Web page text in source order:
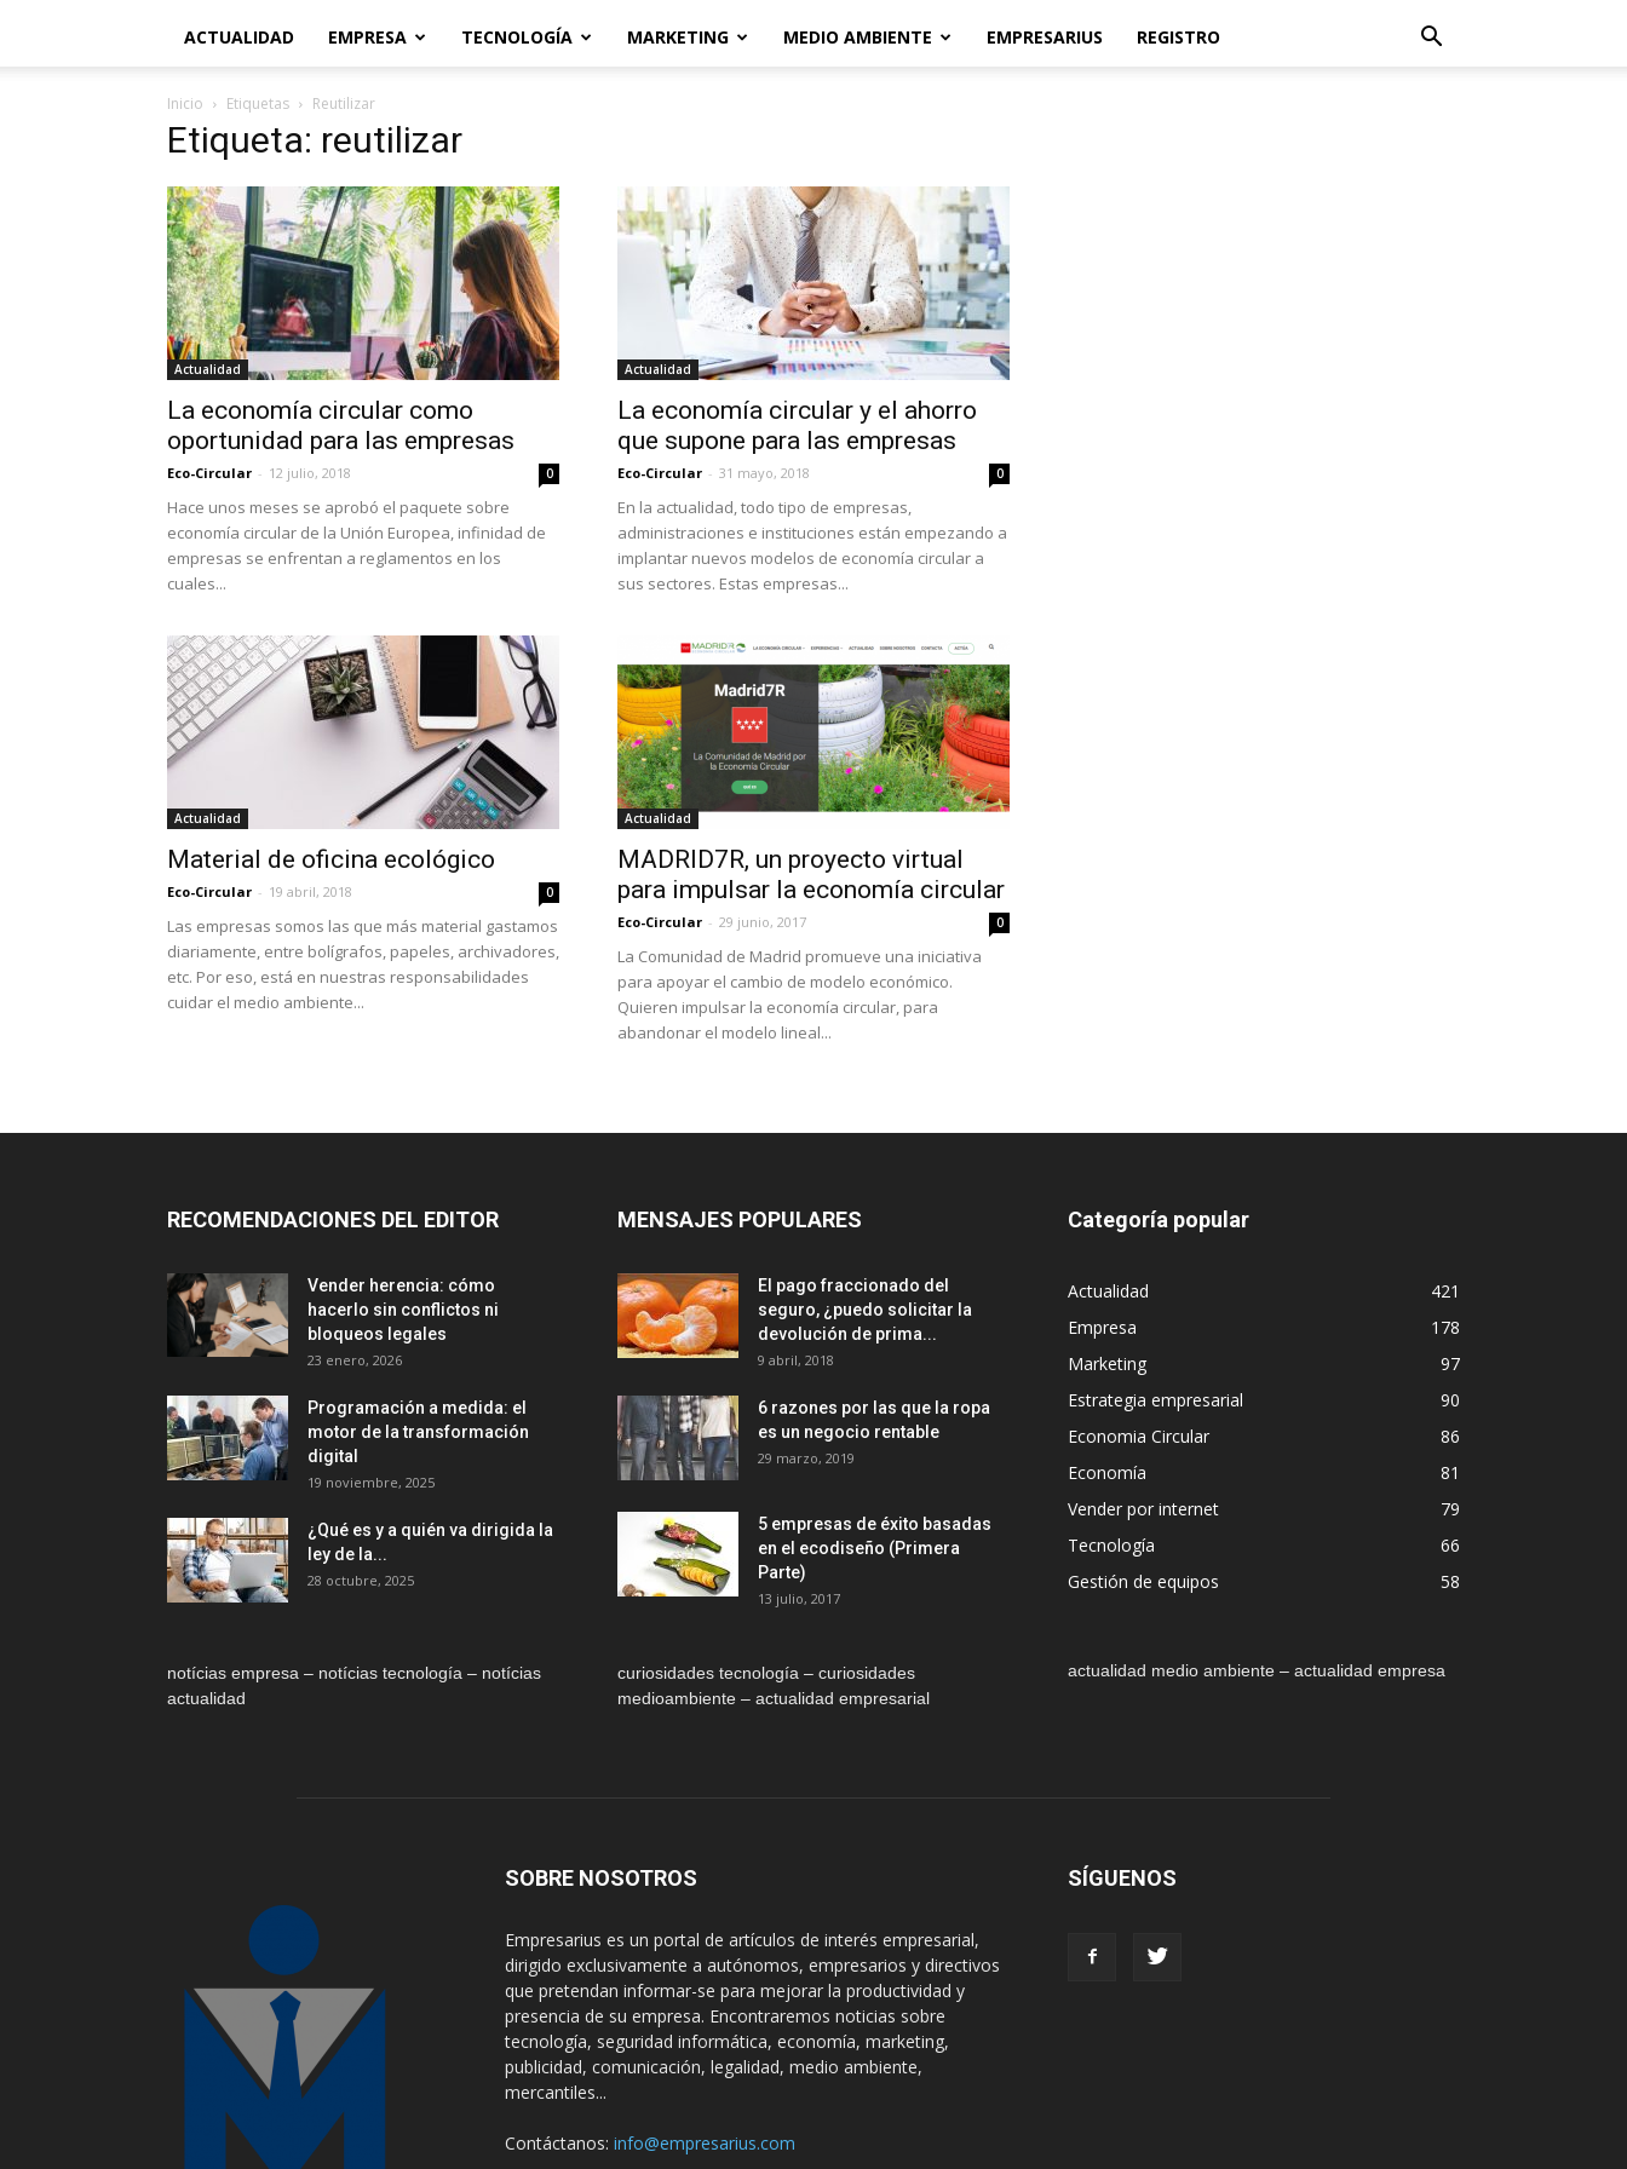
ACTUALIDAD EMPRESA TECNOLOGÍA MARKETING MEDIO AMBIENTE EMPRESARIUS REGISTRO
Inicio Etiquetas Reutilizar
Etiqueta: reutilizar
Actualidad
La economía circular como
oportunidad para las empresas
Eco-Circular - 12 julio, 2018 0
Hace unos meses se aprobó el paquete sobre
economía circular de la Unión Europea, infinidad de
empresas se enfrentan a reglamentos en los
cuales...
Actualidad
La economía circular y el ahorro
que supone para las empresas
Eco-Circular - 31 mayo, 2018 0
En la actualidad, todo tipo de empresas,
administraciones e instituciones están empezando a
implantar nuevos modelos de economía circular a
sus sectores. Estas empresas...
Actualidad
Material de oficina ecológico
Eco-Circular - 19 abril, 2018 0
Las empresas somos las que más material gastamos
diariamente, entre bolígrafos, papeles, archivadores,
etc. Por eso, está en nuestras responsabilidades
cuidar el medio ambiente...
Actualidad
MADRID7R, un proyecto virtual
para impulsar la economía circular
Eco-Circular - 29 junio, 2017 0
La Comunidad de Madrid promueve una iniciativa
para apoyar el cambio de modelo económico.
Quieren impulsar la economía circular, para
abandonar el modelo lineal...
RECOMENDACIONES DEL EDITOR
Vender herencia: cómo
hacerlo sin conflictos ni
bloqueos legales
23 enero, 2026
Programación a medida: el
motor de la transformación
digital
19 noviembre, 2025
¿Qué es y a quién va dirigida la
ley de la...
28 octubre, 2025
notícias empresa – notícias tecnología – notícias
actualidad
MENSAJES POPULARES
El pago fraccionado del
seguro, ¿puedo solicitar la
devolución de prima...
9 abril, 2018
6 razones por las que la ropa
es un negocio rentable
29 marzo, 2019
5 empresas de éxito basadas
en el ecodiseño (Primera
Parte)
13 julio, 2017
curiosidades tecnología – curiosidades
medioambiente – actualidad empresarial
Categoría popular
Actualidad
421
Empresa
178
Marketing
97
Estrategia empresarial
90
Economia Circular
86
Economía
81
Vender por internet
79
Tecnología
66
Gestión de equipos
58
actualidad medio ambiente – actualidad empresa
SOBRE NOSOTROS
Empresarius es un portal de artículos de interés empresarial,
dirigido exclusivamente a autónomos, empresarios y directivos
que pretendan informar-se para mejorar la productividad y
presencia de su empresa. Encontraremos noticias sobre
tecnología, seguridad informática, economía, marketing,
publicidad, comunicación, legalidad, medio ambiente,
mercantiles...
Contáctanos: info@empresarius.com
SÍGUENOS